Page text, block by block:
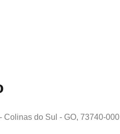
Colinas do Sul - GO, 73740-000